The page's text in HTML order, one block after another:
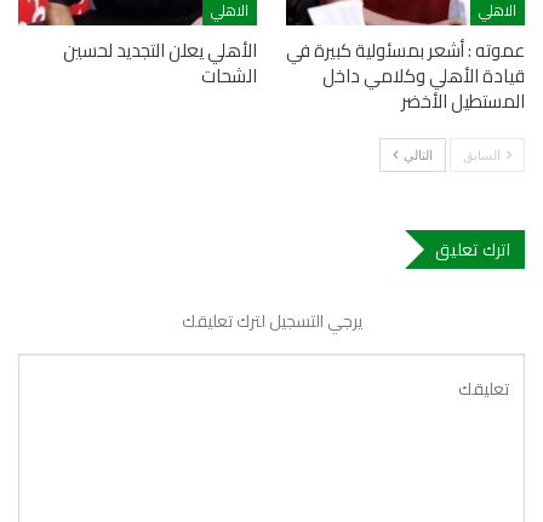
الاهلي
عموته : أشعر بمسئولية كبيرة في
قيادة الأهلي وكلامي داخل
المستطيل الأخضر
الاهلي
الأهلي يعلن التجديد لحسين
الشحات
السابق التالي
اترك تعليق
يرجي التسجيل لترك تعليقك